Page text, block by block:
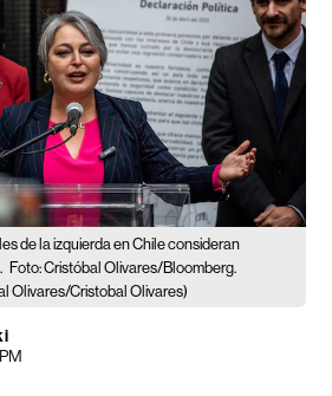
de la izquierda en Chile consideran
Foto: Cristóbal Olivares/Bloomberg.
Olivares/Cristobal Olivares)